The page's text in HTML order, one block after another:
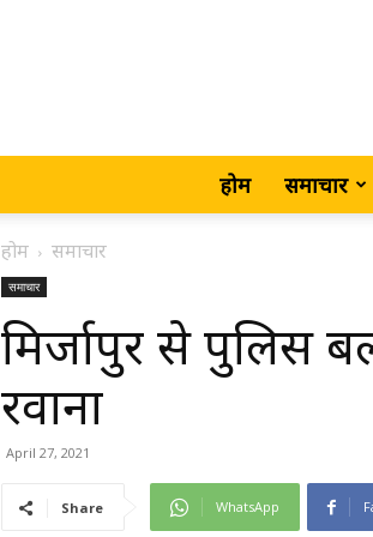
होम समाचार
होम समाचार
समाचार
मिर्जापुर से पुलिस
रवाना
April 27, 2021
Share WhatsApp